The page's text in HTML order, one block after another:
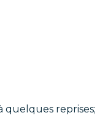
quelques reprises;